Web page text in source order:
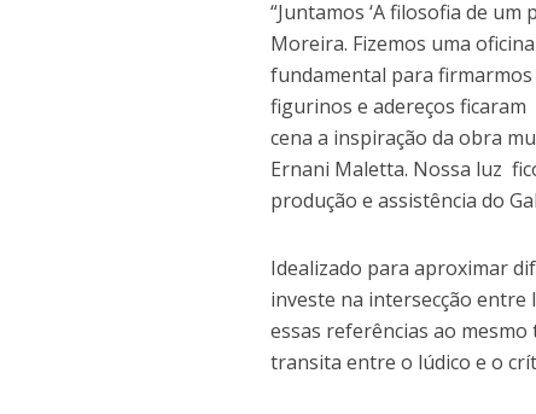
“Juntamos ‘A filosofia de
Moreira. Fizemos uma
fundamental para
figurinos e adereços ficaram
cena a inspiração da obra
Ernani Maletta. Nossa luz
produção e assistência do
Idealizado para aproximar
investe na intersecção
essas referências ao
transita entre o lúdico e o